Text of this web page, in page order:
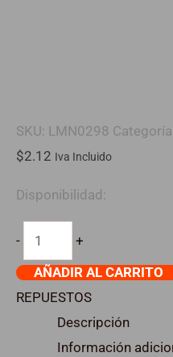
SKU: LMN0298
$2.12 Iva Incluido
Disponibilidad:
-
+
AÑADIR AL CARRITO
REPUESTOS
Descripción
Información